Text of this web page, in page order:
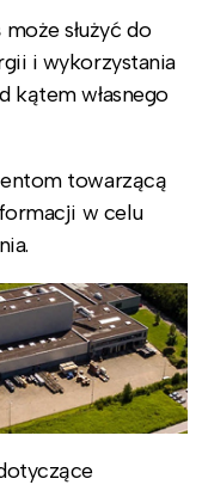
może służyć do
i wykorzystania
kątem własnego
towarzącą
w celu